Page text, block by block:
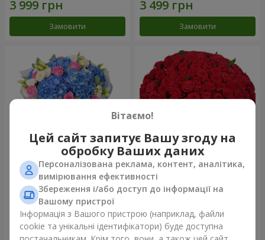
Замовити Замовити
Букет "Небесна акварель"
7 998 грн
Замовити
101 червона троянда
Замовити
Вітаємо!
Цей сайт запитує Вашу згоду на
обробку Ваших даних
Персоналізована реклама, контент, аналітика,
вимірювання ефективності
Збереження і/або доступ до інформації на
Вашому пристрої
Інформація з Вашого пристрою (наприклад, файли
cookie та унікальні ідентифікатори) буде доступна